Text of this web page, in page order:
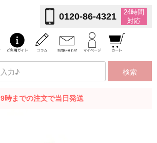
0120-86-4321
24時間
対応
検索
9時までの注文で当日発送